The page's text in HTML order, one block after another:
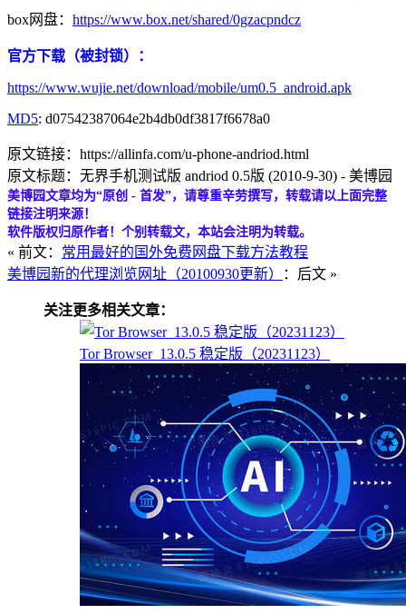
box网盘： https://www.box.net/shared/0gzacpndcz
官方下载（被封锁）：
https://www.wujie.net/download/mobile/um0.5_android.apk
MD5: d07542387064e2b4db0df3817f6678a0
原文链接：https://allinfa.com/u-phone-andriod.html
原文标题：无界手机测试版 andriod 0.5版 (2010-9-30) - 美博园
美博园文章均为“原创 - 首发”，请尊重辛劳撰写，转载请以上面完整
链接注明来源！
软件版权归原作者！个别转载文，本站会注明为转载。
« 前文： 常用最好的国外免费网盘下载方法教程
美博园新的代理浏览网址（20100930更新）
：后文 »
关注更多相关文章：
Tor Browser_13.0.5 稳定版（20231123）